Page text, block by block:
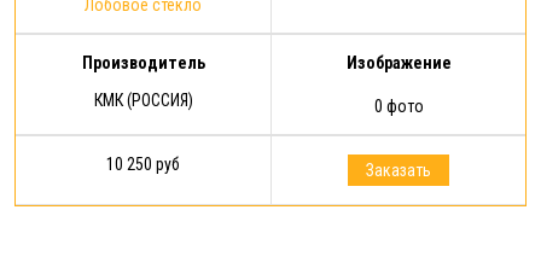
Лобовое стекло
Производитель
КМК (РОССИЯ)
Изображение
0 фото
10 250 руб Заказать